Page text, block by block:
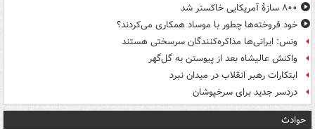
۸۰۰ سازۀ آمریکایی خاکستر شد
خود فروخته‌ها چطور با موساد همکاری می‌کردند؟
ونس: ایرانی‌ها مذاکره‌کنندگان سرسختی هستند
واکنش عالیشاه بعد از پیوستن به گل‌گهر
ابتکارات رهبر انقلاب در میدان نبرد
دردسر جدید برای سرخپوشان
حوادث